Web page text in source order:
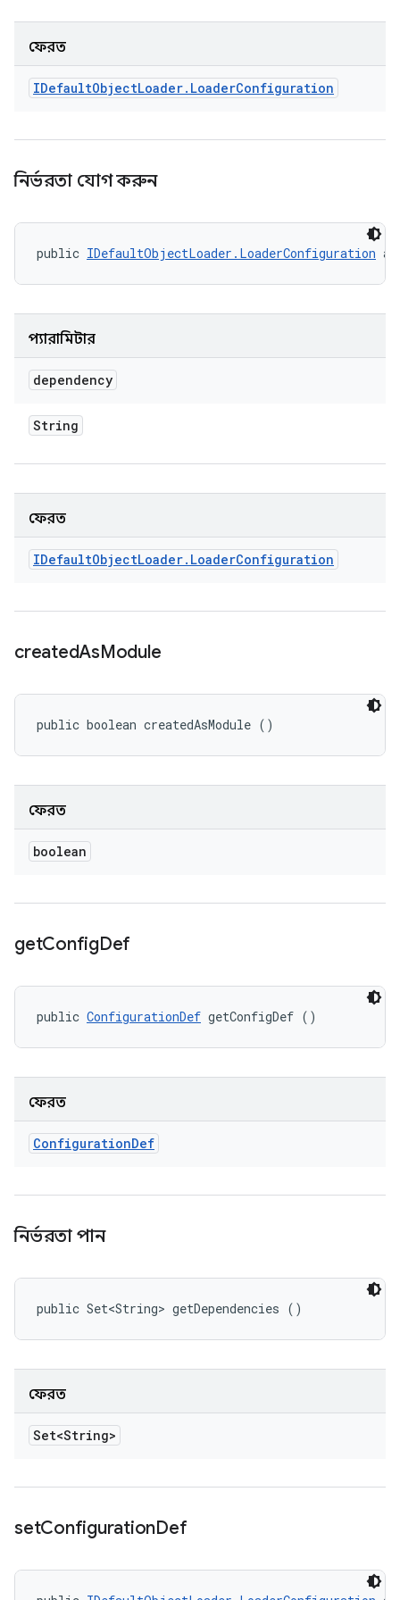
ফেরত
IDefaultObjectLoader. LoaderConfiguration
নির্ভরতা যোগ করুন
public IDefaultObjectLoader.LoaderConfiguration
প্যারামিটার
dependency
String
ফেরত
IDefaultObjectLoader. LoaderConfiguration
createdAsModule
public boolean createdAsModule ()
ফেরত
boolean
getConfigDef
public ConfigurationDef getConfigDef ()
ফেরত
ConfigurationDef
নির্ভরতা পান
public Set<String> getDependencies ()
ফেরত
Set<String>
setConfigurationDef